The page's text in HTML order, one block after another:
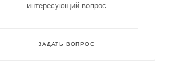
интересующий вопрос
ЗАДАТЬ ВОПРОС